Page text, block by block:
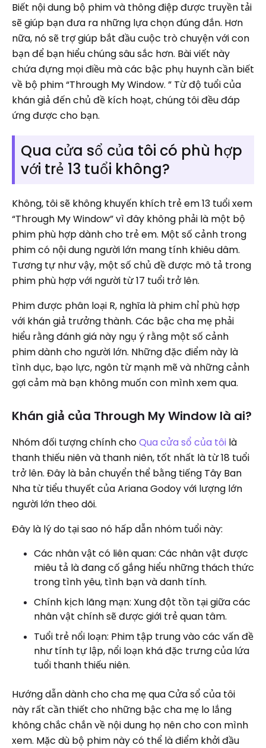
Biết nội dung bộ phim và thông điệp được truyền tải
sẽ giúp bạn đưa ra những lựa chọn đúng đắn. Hơn
nữa, nó sẽ trợ giúp bắt đầu cuộc trò chuyện với con
bạn để bạn hiểu chúng sâu sắc hơn. Bài viết này
chứa đựng mọi điều mà các bậc phụ huynh cần biết
về bộ phim “Through My Window. ” Từ độ tuổi của
khán giả đến chủ đề kích hoạt, chúng tôi đều đáp
ứng được cho bạn.
Qua cửa sổ của tôi có phù hợp
với trẻ 13 tuổi không?
Không, tôi sẽ không khuyến khích trẻ em 13 tuổi xem
“Through My Window” vì đây không phải là một bộ
phim phù hợp dành cho trẻ em. Một số cảnh trong
phim có nội dung người lớn mang tính khiêu dâm.
Tương tự như vậy, một số chủ đề được mô tả trong
phim phù hợp với người từ 17 tuổi trở lên.
Phim được phân loại R, nghĩa là phim chỉ phù hợp
với khán giả trưởng thành. Các bậc cha mẹ phải
hiểu rằng đánh giá này ngụ ý rằng một số cảnh
phim dành cho người lớn. Những đặc điểm này là
tình dục, bạo lực, ngôn từ mạnh mẽ và những cảnh
gợi cảm mà bạn không muốn con mình xem qua.
Khán giả của Through My Window là ai?
Nhóm đối tượng chính choQua cửa sổ của tôi là
thanh thiếu niên và thanh niên, tốt nhất là từ 18 tuổi
trở lên. Đây là bản chuyển thể bằng tiếng Tây Ban
Nha từ tiểu thuyết của Ariana Godoy với lượng lớn
người lớn theo dõi.
Đây là lý do tại sao nó hấp dẫn nhóm tuổi này:
Các nhân vật có liên quan: Các nhân vật được
miêu tả là đang cố gắng hiểu những thách thức
trong tình yêu, tình bạn và danh tính.
Chính kịch lãng mạn: Xung đột tồn tại giữa các
nhân vật chính sẽ được giới trẻ quan tâm.
Tuổi trẻ nổi loạn: Phim tập trung vào các vấn đề
như tính tự lập, nổi loạn khá đặc trưng của lứa
tuổi thanh thiếu niên.
Hướng dẫn dành cho cha mẹ qua Cửa sổ của tôi
này rất cần thiết cho những bậc cha mẹ lo lắng
không chắc chắn về nội dung họ nên cho con mình
xem. Mặc dù bộ phim này có thể là điểm khởi đầu